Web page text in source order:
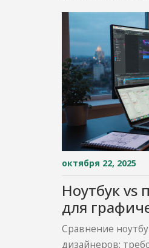
октября 22, 2025
Ноутбук vs
для
Сравнение
дизайнеров: